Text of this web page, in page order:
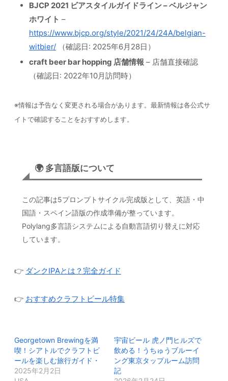
BJCP 2021 ビアスタイルガイドライン – ベルジャン
ホワイト –
https://www.bjcp.org/style/2021/24/24A/belgian-
witbier/ （確認日: 2025年6月28日）
craft beer bar hopping 店舗情報 – 店舗直接確認
（確認日: 2022年10月訪問時）
※情報は予告なく変更される場合があります。最新情報は各公式サ
イトで確認することをおすすめします。
🌍 多言語版について
この記事は5プロンプトサイクル完成版として、英語・中
国語・スペイン語版の作成準備が整っています。
Polylang多言語システムによる自動言語切り替えに対応
しています。
👉 ダンクIPAとは？完全ガイド
👉 おすすめクラフトビール特集
Georgetown Brewingを満
喫！シアトルでクラフトビ
ールを楽しむ旅行ガイド・
2025年2月2日
宇宙ビール 虎ノ門ヒルズで
飲める！うちゅうブルーイ
ング東京タップルーム訪問
記